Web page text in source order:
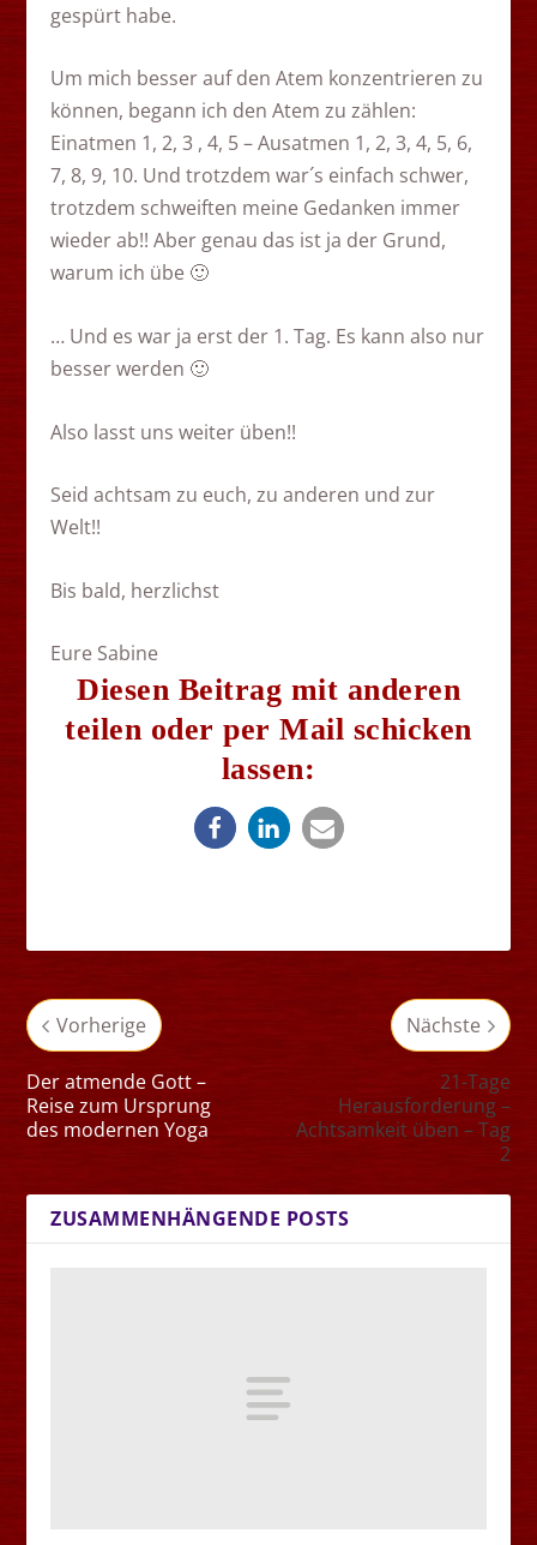
gespürt habe.
Um mich besser auf den Atem konzentrieren zu
können, begann ich den Atem zu zählen:
Einatmen 1, 2, 3 , 4, 5 – Ausatmen 1, 2, 3, 4, 5, 6,
7, 8, 9, 10. Und trotzdem war´s einfach schwer,
trotzdem schweiften meine Gedanken immer
wieder ab!! Aber genau das ist ja der Grund,
warum ich übe 🙂
… Und es war ja erst der 1. Tag. Es kann also nur
besser werden 🙂
Also lasst uns weiter üben!!
Seid achtsam zu euch, zu anderen und zur
Welt!!
Bis bald, herzlichst
Eure Sabine
Diesen Beitrag mit anderen
teilen oder per Mail schicken
lassen:
Vorherige
Der atmende Gott –
Reise zum Ursprung
des modernen Yoga
Nächste
21-Tage
Herausforderung –
Achtsamkeit üben – Tag
2
ZUSAMMENHÄNGENDE POSTS